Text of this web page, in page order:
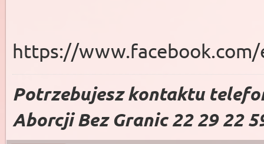
https://
Potrzebujesz kontaktu
Aborcji Bez Granic 22 29 22